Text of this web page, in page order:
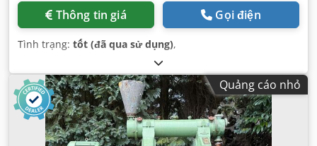
Thông tin giá Gọi điện
Tình trạng: tốt (đã qua sử dụng),
Quảng cáo nhỏ